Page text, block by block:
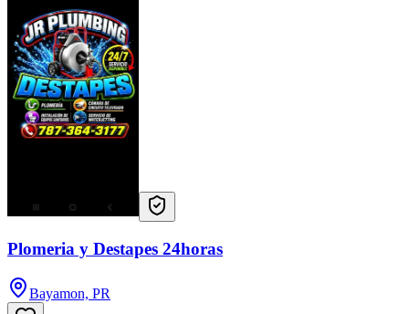
Plomeria y Destapes 24horas
Bayamon, PR